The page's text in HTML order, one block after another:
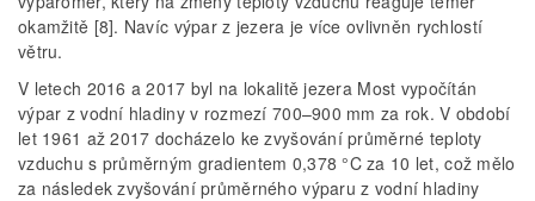
okamžitě [8]. Navíc výpar z jezera je více ovlivněn rychlostí
větru.
V letech 2016 a 2017 byl na lokalitě jezera Most vypočítán
výpar z vodní hladiny v rozmezí 700–900 mm za rok. V období
let 1961 až 2017 docházelo ke zvyšování průměrné teploty
vzduchu s průměrným gradientem 0,378 °C za 10 let, což mělo
za následek zvyšování průměrného výparu z vodní hladiny